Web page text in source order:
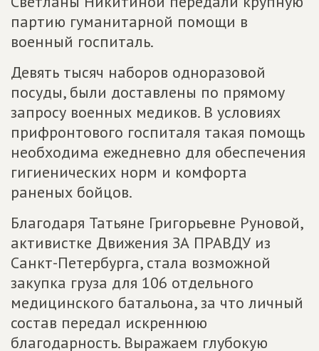
партию гуманитарной помощи в
военный госпиталь.
Девять тысяч наборов одноразовой
посуды, были доставлены по прямому
запросу военных медиков. В условиях
прифронтового госпиталя такая помощь
необходима ежедневно для обеспечения
гигиенических норм и комфорта
раненых бойцов.
Благодаря Татьяне Григорьевне Руновой,
активистке Движения ЗА ПРАВДУ из
Санкт-Петербурга, стала возможной
закупка груза для 106 отдельного
медицинского батальона, за что личный
состав передал искреннюю
благодарность. Выражаем глубокую